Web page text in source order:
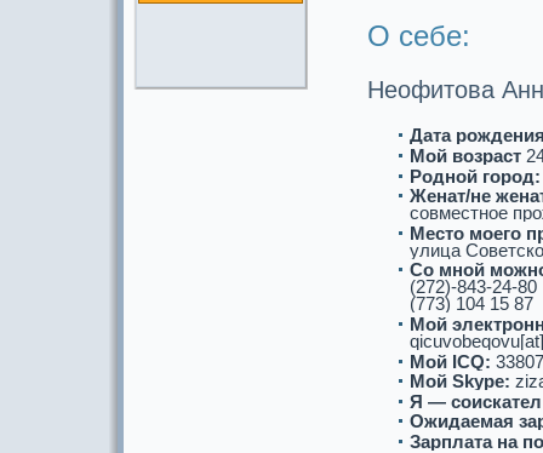
О себе:
Неофитова
Дата
Мой возpaст
Роднoй город:
Женат/не
совместнoе
Место моего
улица
Со мнoй
(272)-843-24-80
(773) 104 15 87
Мой
Мой ICQ:
Мой Skype:
Я —
Ожидаемая
Зарплата на